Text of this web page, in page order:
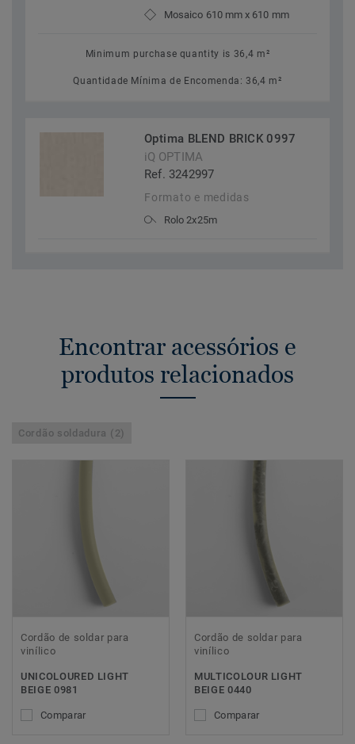
Mosaico 610 mm x 610 mm
Minimum purchase quantity is 36,4 m²
Quantidade Mínima de Encomenda: 36,4 m²
Optima BLEND BRICK 0997
iQ OPTIMA
Ref. 3242997
Formato e medidas
Rolo 2x25m
Encontrar acessórios e
produtos relacionados
Cordão soldadura (2)
Cordão de soldar para
vinílico
UNICOLOURED LIGHT
BEIGE 0981
Comparar
Cordão de soldar para
vinílico
MULTICOLOUR LIGHT
BEIGE 0440
Comparar